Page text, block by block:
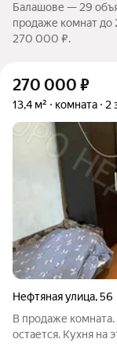
Балашове — 29
продаже комнат до
270 000 ₽.
270 000 ₽
13,4 м² комната 2
Нефтяная улица,56
В продаже комната.
остается. Кухня на